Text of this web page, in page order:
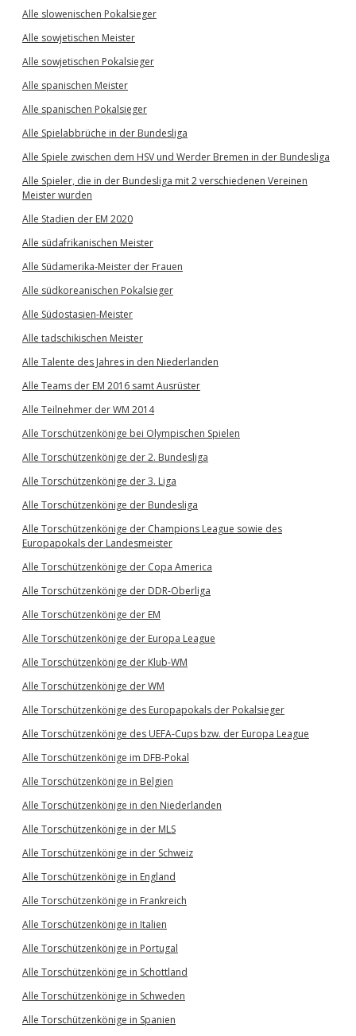
Alle slowenischen Pokalsieger
Alle sowjetischen Meister
Alle sowjetischen Pokalsieger
Alle spanischen Meister
Alle spanischen Pokalsieger
Alle Spielabbrüche in der Bundesliga
Alle Spiele zwischen dem HSV und Werder Bremen in der Bundesliga
Alle Spieler, die in der Bundesliga mit 2 verschiedenen Vereinen
Meister wurden
Alle Stadien der EM 2020
Alle südafrikanischen Meister
Alle Südamerika-Meister der Frauen
Alle südkoreanischen Pokalsieger
Alle Südostasien-Meister
Alle tadschikischen Meister
Alle Talente des Jahres in den Niederlanden
Alle Teams der EM 2016 samt Ausrüster
Alle Teilnehmer der WM 2014
Alle Torschützenkönige bei Olympischen Spielen
Alle Torschützenkönige der 2. Bundesliga
Alle Torschützenkönige der 3. Liga
Alle Torschützenkönige der Bundesliga
Alle Torschützenkönige der Champions League sowie des
Europapokals der Landesmeister
Alle Torschützenkönige der Copa America
Alle Torschützenkönige der DDR-Oberliga
Alle Torschützenkönige der EM
Alle Torschützenkönige der Europa League
Alle Torschützenkönige der Klub-WM
Alle Torschützenkönige der WM
Alle Torschützenkönige des Europapokals der Pokalsieger
Alle Torschützenkönige des UEFA-Cups bzw. der Europa League
Alle Torschützenkönige im DFB-Pokal
Alle Torschützenkönige in Belgien
Alle Torschützenkönige in den Niederlanden
Alle Torschützenkönige in der MLS
Alle Torschützenkönige in der Schweiz
Alle Torschützenkönige in England
Alle Torschützenkönige in Frankreich
Alle Torschützenkönige in Italien
Alle Torschützenkönige in Portugal
Alle Torschützenkönige in Schottland
Alle Torschützenkönige in Schweden
Alle Torschützenkönige in Spanien